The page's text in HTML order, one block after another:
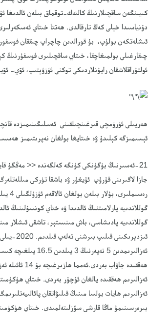
كىيىنگەن ساقچىلارنىڭ كالتەك-توقماق بىلەن ئالدىغا
دۇنياسىدا خېلى كەڭ تارقالدى. ھەتتا خىتاي
ئىشلەتكەن بولۇپ، بۇ قورالدىن چاچراپ چىققان
چىقارغىلى بولمىغاچقا، خىتاي ساقچىلىرى
ئولتۇراقلاشقان رايۇنلاردىكى توكنى ئۈزۋېتىپ، ئۆي-
ھەريىلى ئۈرۈمچى قىرغىنچىلقىنى ئەسلىگىنىمىزدە
ئېسىمىزگە كېلىدۇ ۋە خىتايغا بولغان نەپرىتىمىز
21-ئەسىرنىڭ بۈگۈنكى كۈنگە كەلگەندە << مەڭگۇ
گوللاندىيە پارلامىتنىڭ ئالدىدا ۋە ختاي كونسۇلىنىڭ
ئەزالىرىم ھايات بولسا مىنىڭ قىلىۋاتقان
بىرەرسىنىمۇ ماڭا قارشى سۆزلىتەلمىدى. خىتاي